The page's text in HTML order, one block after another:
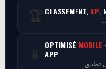
🏆 CLASSEMENT, XP,
📱 OPTIMISÉ MOBILE
APP
تطبيق